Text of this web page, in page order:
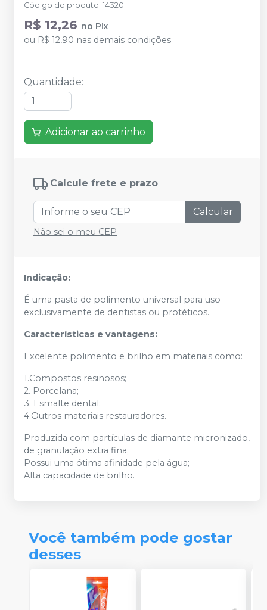
Código do produto: 14320
R$ 12,26 no Pix
ou R$ 12,90 nas demais condições
Quantidade:
Adicionar ao carrinho
Calcule frete e prazo
Calcular
Não sei o meu CEP
Indicação:
É uma pasta de polimento universal para uso
exclusivamente de dentistas ou protéticos.
Características e vantagens:
Excelente polimento e brilho em materiais como:
1.Compostos resinosos;
2. Porcelana;
3. Esmalte dental;
4.Outros materiais restauradores.
Produzida com partículas de diamante micronizado,
de granulação extra fina;
Possui uma ótima afinidade pela água;
Alta capacidade de brilho.
Você também pode gostar
desses